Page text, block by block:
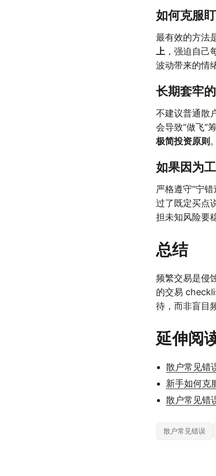
如何克服
最有效的方法
上 ，强迫自
波动带来的情
长期套牢
不建议普通散
会导致“做飞”
极简投资原则
如果因为
严格遵守“宁
过了既定买点
担未知风险要
总结
频繁交易是侵
的交易
待，而非盲目
延伸阅
散户常见错
新手如何克
散户常见错
散户常见错误